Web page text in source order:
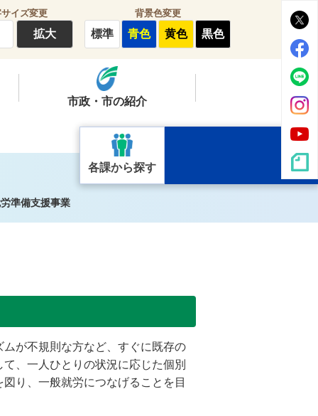
イズ変更
拡大
背景色変更
標準 青色 黄色 黒色
市政・市の紹介
各課から探す
準備支援事業
が不規則な方など、すぐに既存の
、一人ひとりの状況に応じた個別
り、一般就労につなげることを目